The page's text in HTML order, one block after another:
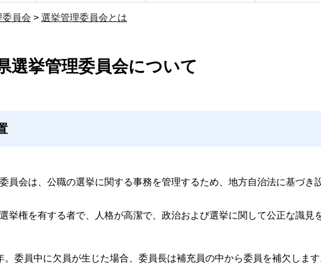
員会 > 選挙管理委員会とは
選挙管理委員会について
員会は、公職の選挙に関する事務を管理するため、地方自治法に基づき
挙権を有する者で、人格が高潔で、政治および選挙に関して公正な識
。委員中に欠員が生じた場合、委員長は補充員の中から委員を補欠します